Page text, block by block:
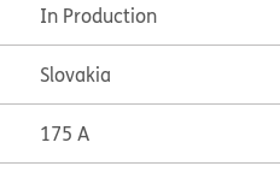
In Production
Slovakia
175 A